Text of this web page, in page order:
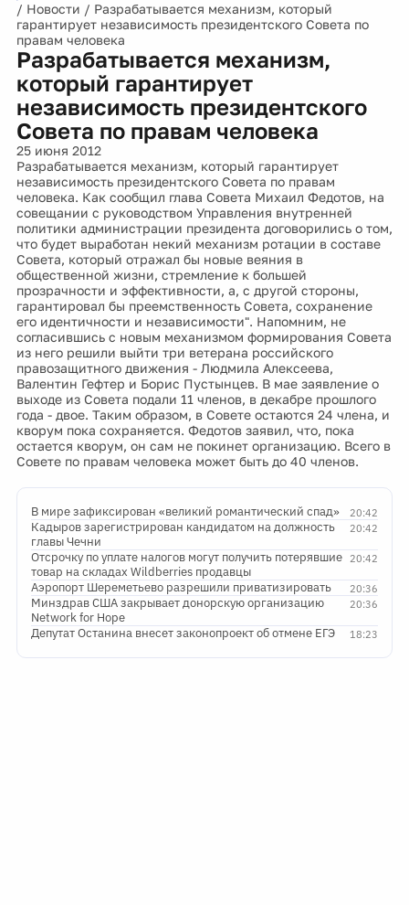
/ Новости / Разрабатывается механизм, который
гарантирует независимость президентского Совета по
правам человека
Разрабатывается механизм,
который гарантирует
независимость президентского
Совета по правам человека
25 июня 2012
Разрабатывается механизм, который гарантирует
независимость президентского Совета по правам
человека. Как сообщил глава Совета Михаил Федотов, на
совещании с руководством Управления внутренней
политики администрации президента договорились о том,
что будет выработан некий механизм ротации в составе
Совета, который отражал бы новые веяния в
общественной жизни, стремление к большей
прозрачности и эффективности, а, с другой стороны,
гарантировал бы преемственность Совета, сохранение
его идентичности и независимости". Напомним, не
согласившись с новым механизмом формирования Совета
из него решили выйти три ветерана российского
правозащитного движения - Людмила Алексеева,
Валентин Гефтер и Борис Пустынцев. В мае заявление о
выходе из Совета подали 11 членов, в декабре прошлого
года - двое. Таким образом, в Совете остаются 24 члена, и
кворум пока сохраняется. Федотов заявил, что, пока
остается кворум, он сам не покинет организацию. Всего в
Совете по правам человека может быть до 40 членов.
20:42
В мире зафиксирован «великий романтический спад»
20:42
Кадыров зарегистрирован кандидатом на должность
главы Чечни
20:42
Отсрочку по уплате налогов могут получить потерявшие
товар на складах Wildberries продавцы
20:36
Аэропорт Шереметьево разрешили приватизировать
20:36
Минздрав США закрывает донорскую организацию
Network for Hope
18:23
Депутат Останина внесет законопроект об отмене ЕГЭ